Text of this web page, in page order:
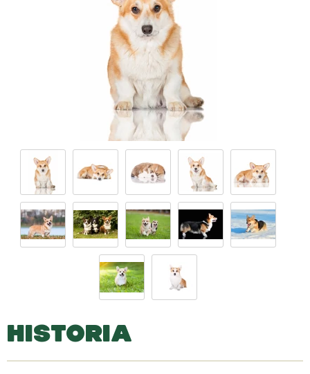
HISTORIA